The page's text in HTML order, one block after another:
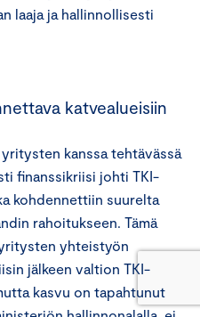
laaja ja hallinnollisesti
katvealueisiin
kanssa tehtävässä
finanssikriisi johti TKI-
kohdennettiin suurelta
rahoitukseen. Tämä
yhteistyön
jälkeen valtion TKI-
kasvu on tapahtunut